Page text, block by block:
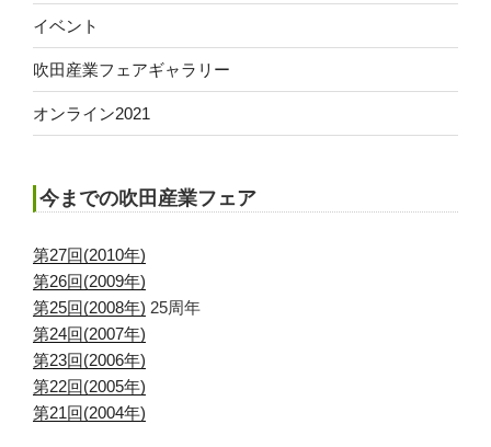
イベント
吹田産業フェアギャラリー
オンライン2021
今までの吹田産業フェア
第27回(2010年)
第26回(2009年)
第25回(2008年) 25周年
第24回(2007年)
第23回(2006年)
第22回(2005年)
第21回(2004年)